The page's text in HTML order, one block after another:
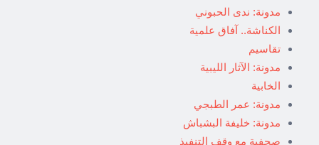
مدونة: ندى الحبوني
الكناشة.. آفاق علمية
تقاسيم
مدونة: الآثار الليبية
الخابية
مدونة: عمر الطبجي
مدونة: خليفة البشباش
صحفية مع وقف التنفيذ